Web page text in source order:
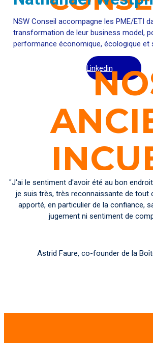
NSW Conseil accompagne les PME/ETI
transformation de leur business model,
performance économique, écologique et
Linkedin
"J'ai le sentiment d'avoir été au bon
je suis très, très reconnaissante de tout
apporté, en particulier de la confiance,
jugement ni sentiment de
Astrid Faure, co-founder de la